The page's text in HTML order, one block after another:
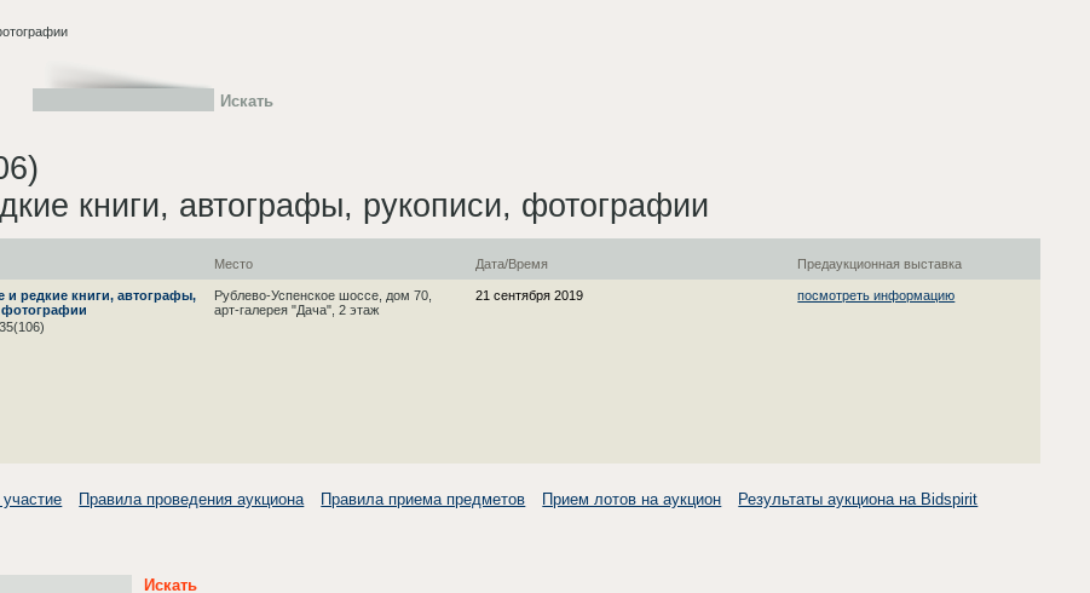
книги, автографы, рукописи, фотографии
Место Дата/Время Предаукционная выставка
и редкие книги, автографы,
фотографии
Рублево-Успенское шоссе, дом 70,
арт-галерея "Дача", 2 этаж
21 сентября 2019 посмотреть информацию
Правила проведения аукциона Правила приема предметов Прием лотов на аукцион Результаты аукциона на Bidspirit